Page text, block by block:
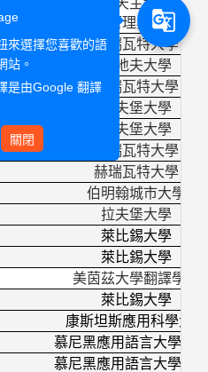
里爾天主教大學
管理與經濟學院
赫瑞瓦特大學
卡地夫大學
赫瑞瓦特大學
拉夫堡大學
拉夫堡大學
赫瑞瓦特大學
赫瑞瓦特大學
伯明翰城市大學
拉夫堡大學
萊比錫大學
萊比錫大學
美茵茲大學翻譯學院
萊比錫大學
康斯坦斯應用科學大學
慕尼黑應用語言大學
慕尼黑應用語言大學
來選擇您喜歡的語
站。
是由Google 翻譯
關閉
g_translate